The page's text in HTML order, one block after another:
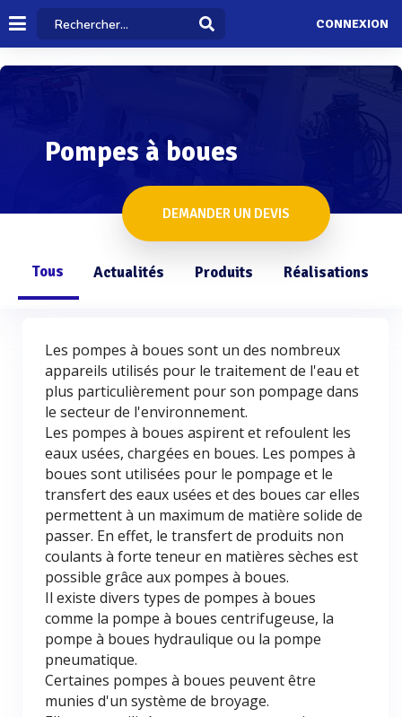
CONNEXION
Pompes à boues
DEMANDER UN DEVIS
Tous Actualités Produits Réalisations
Les pompes à boues sont un des nombreux
appareils utilisés pour le traitement de l'eau et
plus particulièrement pour son pompage dans
le secteur de l'environnement.
Les pompes à boues aspirent et refoulent les
eaux usées, chargées en boues. Les pompes à
boues sont utilisées pour le pompage et le
transfert des eaux usées et des boues car elles
permettent à un maximum de matière solide de
passer. En effet, le transfert de produits non
coulants à forte teneur en matières sèches est
possible grâce aux pompes à boues.
Il existe divers types de pompes à boues
comme la pompe à boues centrifugeuse, la
pompe à boues hydraulique ou la pompe
pneumatique.
Certaines pompes à boues peuvent être
munies d'un système de broyage.